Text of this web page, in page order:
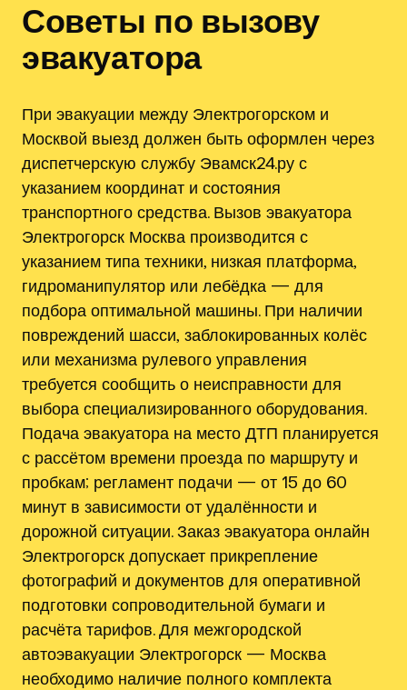
Советы по вызову
эвакуатора
При эвакуации между Электрогорском и
Москвой выезд должен быть оформлен через
диспетчерскую службу Эвамск24.ру с
указанием координат и состояния
транспортного средства. Вызов эвакуатора
Электрогорск Москва производится с
указанием типа техники, низкая платформа‚
гидроманипулятор или лебёдка — для
подбора оптимальной машины. При наличии
повреждений шасси‚ заблокированных колёс
или механизма рулевого управления
требуется сообщить о неисправности для
выбора специализированного оборудования.
Подача эвакуатора на место ДТП планируется
с рассётом времени проезда по маршруту и
пробкам; регламент подачи — от 15 до 60
минут в зависимости от удалённости и
дорожной ситуации. Заказ эвакуатора онлайн
Электрогорск допускает прикрепление
фотографий и документов для оперативной
подготовки сопроводительной бумаги и
расчёта тарифов. Для межгородской
автоэвакуации Электрогорск — Москва
необходимо наличие полного комплекта